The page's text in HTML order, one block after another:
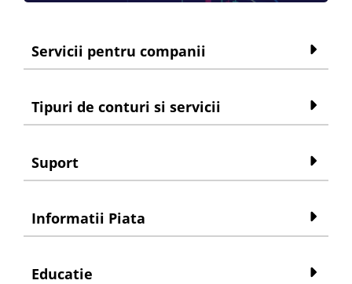
Servicii pentru companii
Tipuri de conturi si servicii
Suport
Informatii Piata
Educatie